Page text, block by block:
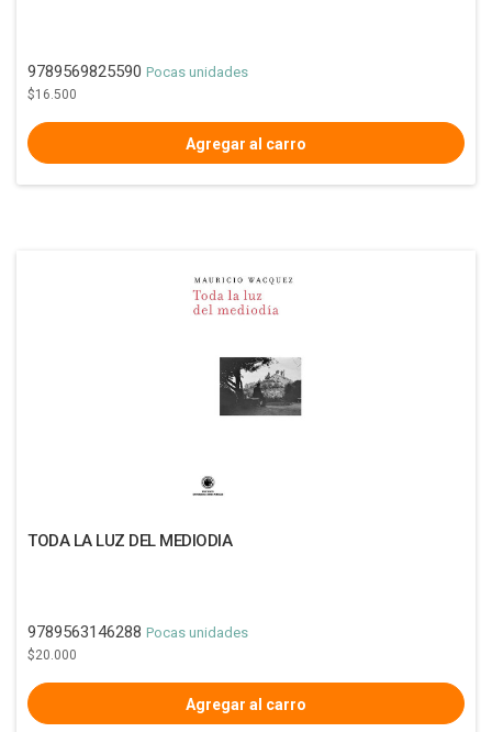
9789569825590 Pocas unidades
$16.500
TODA LA LUZ DEL MEDIODIA
9789563146288 Pocas unidades
$20.000